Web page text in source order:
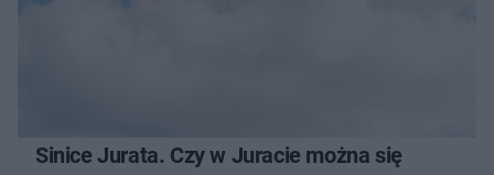
Sinice Jurata. Czy w Juracie można się